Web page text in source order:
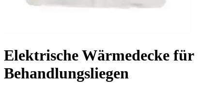
Elektrische Wärmedecke für
Behandlungsliegen